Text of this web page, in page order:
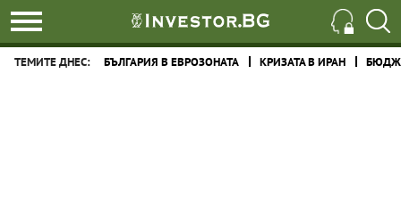
ТЕМИТЕ ДНЕС: БЪЛГАРИЯ В ЕВРОЗОНАТА КРИЗАТА В ИРАН